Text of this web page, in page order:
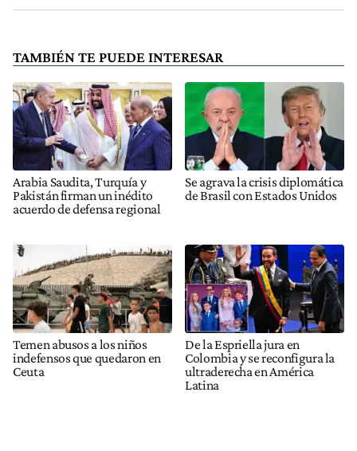
TAMBIÉN TE PUEDE INTERESAR
Arabia Saudita, Turquía y
Pakistán firman un inédito
acuerdo de defensa regional
Se agrava la crisis diplomática
de Brasil con Estados Unidos
Temen abusos a los niños
indefensos que quedaron en
Ceuta
De la Espriella jura en
Colombia y se reconfigura la
ultraderecha en América
Latina